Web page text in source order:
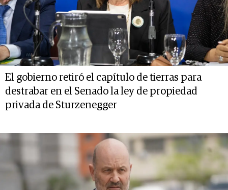
El gobierno retiró el capítulo de tierras para
destrabar en el Senado la ley de propiedad
privada de Sturzenegger